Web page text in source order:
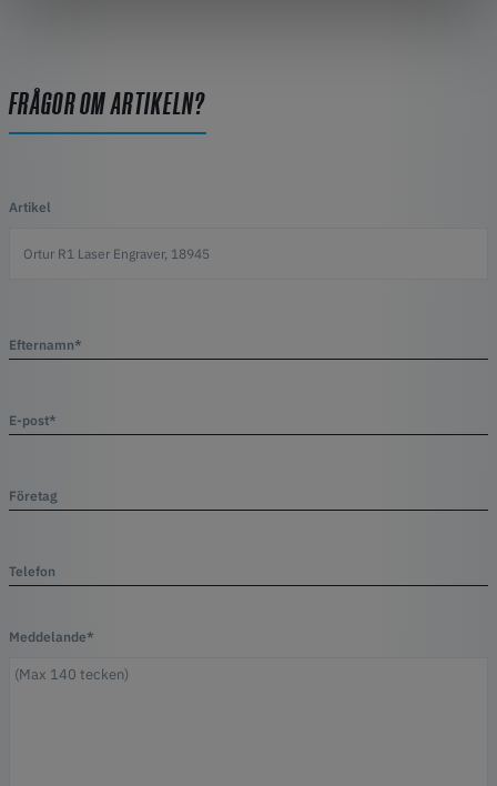
FRÅGOR OM ARTIKELN?
Artikel
Efternamn*
E-post*
Företag
Telefon
Meddelande*